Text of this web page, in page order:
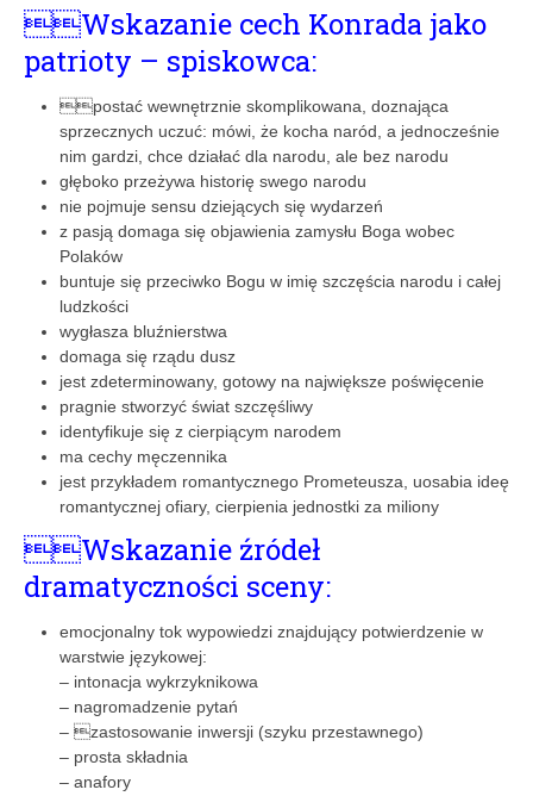
Wskazanie cech Konrada jako
patrioty – spiskowca:
postać wewnętrznie skomplikowana, doznająca
sprzecznych uczuć: mówi, że kocha naród, a jednocześnie
nim gardzi, chce działać dla narodu, ale bez narodu
głęboko przeżywa historię swego narodu
nie pojmuje sensu dziejących się wydarzeń
z pasją domaga się objawienia zamysłu Boga wobec
Polaków
buntuje się przeciwko Bogu w imię szczęścia narodu i całej
ludzkości
wygłasza bluźnierstwa
domaga się rządu dusz
jest zdeterminowany, gotowy na największe poświęcenie
pragnie stworzyć świat szczęśliwy
identyfikuje się z cierpiącym narodem
ma cechy męczennika
jest przykładem romantycznego Prometeusza, uosabia ideę
romantycznej ofiary, cierpienia jednostki za miliony
Wskazanie źródeł
dramatyczności sceny:
emocjonalny tok wypowiedzi znajdujący potwierdzenie w
warstwie językowej:
– intonacja wykrzyknikowa
– nagromadzenie pytań
– zastosowanie inwersji (szyku przestawnego)
– prosta składnia
– anafory